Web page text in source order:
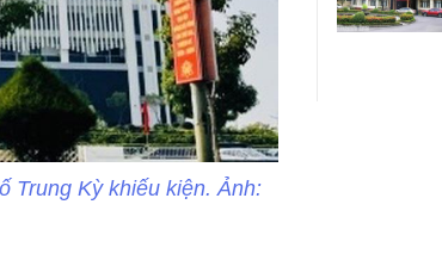
Trung Kỳ khiếu kiện. Ảnh: